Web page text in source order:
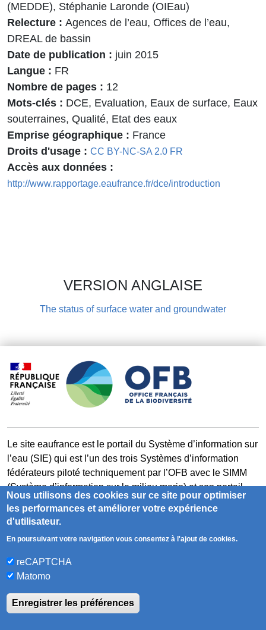
(MEDDE), Stéphanie Laronde (OIEau)
Relecture
Agences de l’eau, Offices de l’eau,
DREAL de bassin
Date de publication
juin 2015
Langue
FR
Nombre de pages
12
Mots-clés
DCE, Evaluation, Eaux de surface, Eaux
souterraines, Qualité, Etat des eaux
Emprise géographique
France
Droits d'usage
CC BY-NC-SA 2.0 FR
Accès aux données
http://www.rapportage.eaufrance.fr/dce/introduction
VERSION ANGLAISE
The status of surface water and groundwater
Le site eaufrance est le portail du Système d’information sur
l’eau (SIE) qui est l’un des trois Systèmes d’information
fédérateurs piloté techniquement par l’OFB avec le SIMM
(Système d’information sur le milieu marin) et son portail
milieumarinfrance et le SIB (Système d’information sur la
biodiversité) et son portail naturefrance.
Accessibilité Contact
Mentions légales
Plan du site
Nous utilisons des cookies sur ce site pour optimiser
les performances et améliorer votre expérience
d'utilisateur.
En poursuivant votre navigation vous consentez à l'ajout de cookies.
reCAPTCHA
Matomo
Enregistrer les préférences